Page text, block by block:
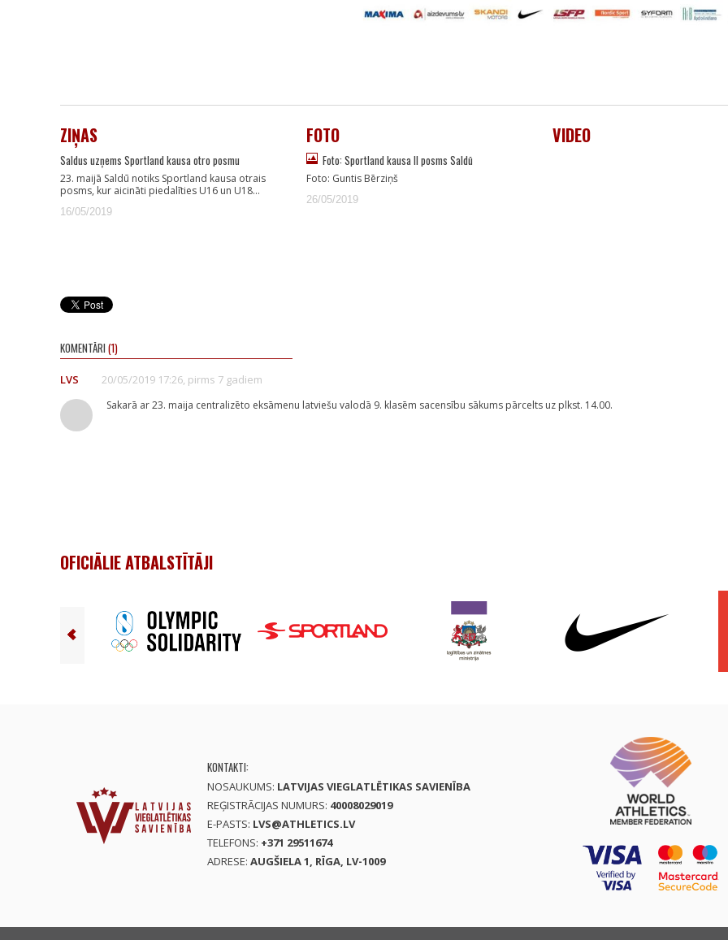
ZIŅAS
Saldus uzņems Sportland kausa otro posmu
23. maijā Saldū notiks Sportland kausa otrais
posms, kur aicināti piedalīties U16 un U18…
16/05/2019
FOTO
Foto: Sportland kausa II posms Saldū
Foto: Guntis Bērziņš
26/05/2019
VIDEO
KOMENTĀRI (1)
LVS 20/05/2019 17:26, pirms 7 gadiem
Sakarā ar 23. maija centralizēto eksāmenu latviešu valodā 9. klasēm sacensību sākums pārcelts uz plkst. 14.00.
OFICIĀLIE ATBALSTĪTĀJI
KONTAKTI:
NOSAUKUMS: LATVIJAS VIEGLATLĒTIKAS SAVIENĪBA
REĢISTRĀCIJAS NUMURS: 40008029019
E-PASTS: LVS@ATHLETICS.LV
TELEFONS: +371 29511674
ADRESE: AUGŠIELA 1, RĪGA, LV-1009